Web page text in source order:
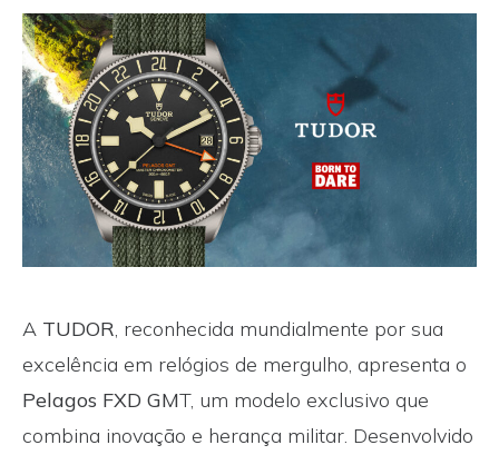
A TUDOR, reconhecida mundialmente por sua
excelência em relógios de mergulho, apresenta o
Pelagos FXD GMT, um modelo exclusivo que
combina inovação e herança militar. Desenvolvido